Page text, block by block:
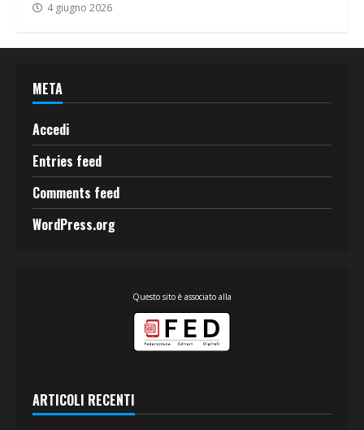
4 giugno 2026
META
Accedi
Entries feed
Comments feed
WordPress.org
Questo sito è associato alla
ARTICOLI RECENTI